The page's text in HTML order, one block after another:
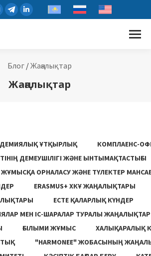
Блог/Жаңалықтар
Жаңалықтар
ҰТҚЫРЛЫҚ
КОМПЛАЕНС-
ДЕМЕУШІЛІГІ ЖӘНЕ ЫНТЫМАҚТАСТЫҒЫ
ЖҰМЫСҚА ОРНАЛАСУ ЖƏНЕ ТҮЛЕКТЕР
ERASMUS+ ХКҰ ЖАҢАЛЫҚТАРЫ
ЕСТЕ ҚАЛАРЛЫҚ КҮНДЕР
МЕН ІС-ШАРАЛАР ТУРАЛЫ ЖАҢАЛЫҚТАР
ҒЫЛЫМИ ЖҰМЫС
ХАЛЫҚАРАЛЫҚ
"HARMONEE" ЖОБАСЫНЫҢ